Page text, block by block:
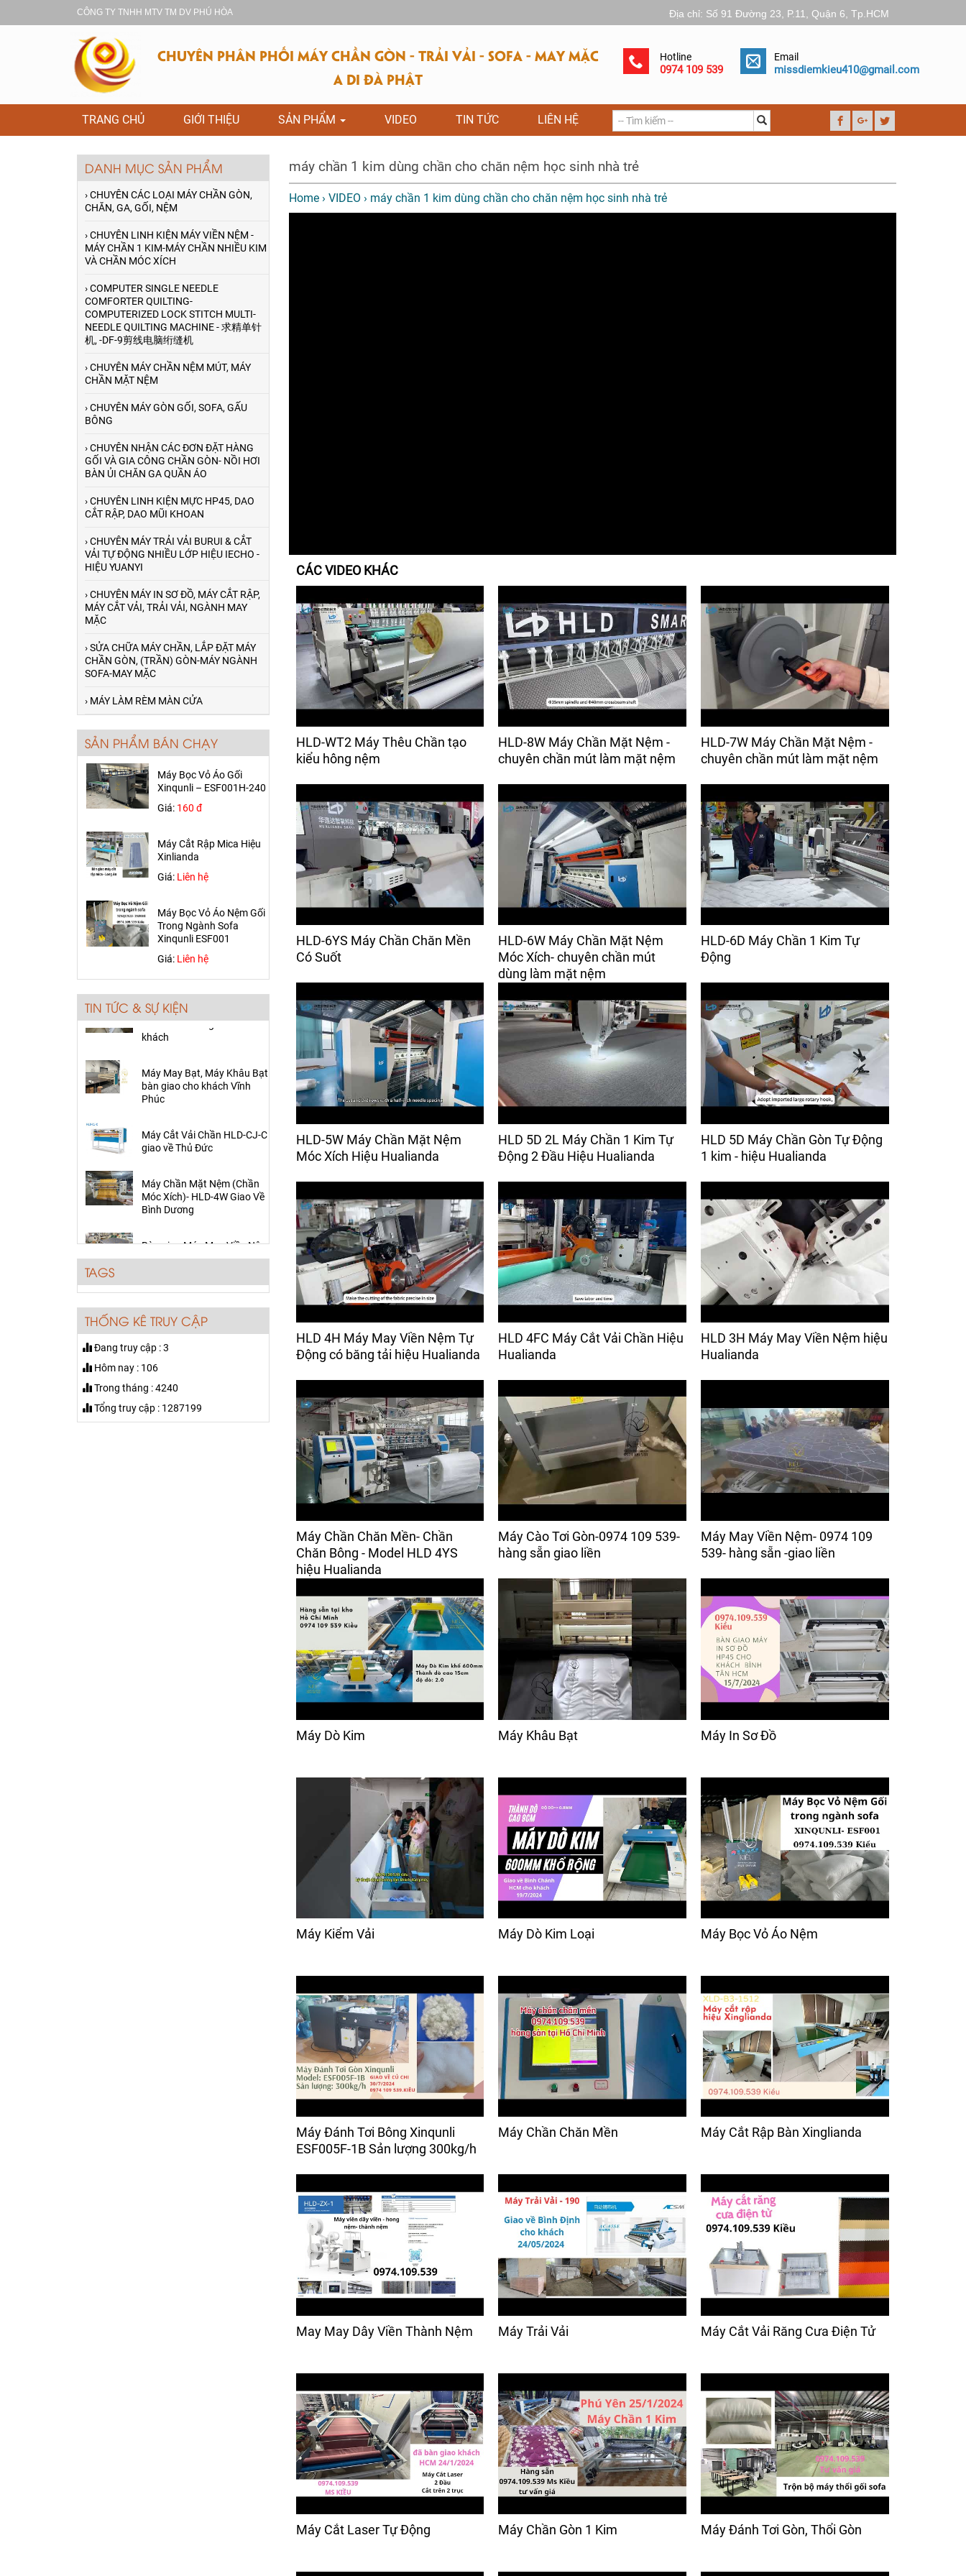
CÔNG TY TNHH MTV TM DV PHÚ HÒA Địa chỉ: Số 91 Đường 23, P.11, Quận 6, Tp.HCM
CHUYÊN PHÂN PHỐI MÁY CHẦN GÒN - TRẢI VẢI - SOFA - MAY MẶC
A DI ĐÀ PHẬT
Hotline
0974 109 539
Email
missdiemkieu410@gmail.com
TRANG CHỦ GIỚI THIỆU SẢN PHẨM VIDEO TIN TỨC LIÊN HỆ
DANH MỤC SẢN PHẨM
› CHUYÊN CÁC LOẠI MÁY CHẦN GÒN,
CHĂN, GA, GỐI, NỆM
› CHUYÊN LINH KIỆN MÁY VIỀN NỆM -
MÁY CHẦN 1 KIM-MÁY CHẦN NHIỀU KIM
VÀ CHẦN MÓC XÍCH
› COMPUTER SINGLE NEEDLE
COMFORTER QUILTING-
COMPUTERIZED LOCK STITCH MULTI-
NEEDLE QUILTING MACHINE - 求精单针
机, -DF-9剪线电脑绗缝机
› CHUYÊN MÁY CHẦN NỆM MÚT, MÁY
CHẦN MẶT NỆM
› CHUYÊN MÁY GÒN GỐI, SOFA, GẤU
BÔNG
› CHUYÊN NHẬN CÁC ĐƠN ĐẶT HÀNG
GỐI VÀ GIA CÔNG CHẦN GÒN- NỒI HƠI
BÀN ỦI CHĂN GA QUẦN ÁO
› CHUYÊN LINH KIỆN MỰC HP45, DAO
CẮT RẬP, DAO MŨI KHOAN
› CHUYÊN MÁY TRẢI VẢI BURUI & CẮT
VẢI TỰ ĐỘNG NHIỀU LỚP HIỆU IECHO -
HIỆU YUANYI
› CHUYÊN MÁY IN SƠ ĐỒ, MÁY CẮT RẬP,
MÁY CẮT VẢI, TRẢI VẢI, NGÀNH MAY
MẶC
› SỬA CHỮA MÁY CHẦN, LẮP ĐẶT MÁY
CHẦN GÒN, (TRẦN) GÒN-MÁY NGÀNH
SOFA-MAY MẶC
› MÁY LÀM RÈM MÀN CỬA
SẢN PHẨM BÁN CHẠY
Máy máy cuộn vải tự
Giá:50,000 đ
Máy Bọc Vỏ Áo Gối
Xinqunli – ESF001H-240
Giá: 160 đ
Máy Cắt Rập Mica Hiệu
Giá: Liên hệ
Máy Bọc Vỏ Áo Nệm Gối
Xinqunli ESF001
Giá:Liên hệ
Máy Kiểm Vải
Máy Cắt Vải Tự Động
BH- TECH -2330
Ổ Chao Máy May Viền
Nệm
xích)
Giá:Liên hệ
Máy Cắt Vải Răng Cưa
Điện Tử (bán tự động)
Máy máy cuộn vải tự
động canh biên trong
Giá:50,000 đ
TIN TỨC & SỰ KIỆN
Máy Cắt Vải Chần HLD-CJ-C
giao về Thủ Đức
Máy Chần Mặt Nệm (Chần
Móc Xích)- HLD-4W Giao Về
Bình Dương
Bàn giao Máy May Viền Nệm
HLD-3H về Long An cho
khách
Máy May Bạt, Máy Khâu Bạt
Phúc
Máy Cắt Vải Chần HLD-CJ-C
Máy Chần Mặt Nệm (Chần
Bình Dương
Bàn giao Máy May Viền Nệm
khách
bàn giao cho khách Vĩnh
TAGS
THỐNG KÊ TRUY CẬP
Đang truy cập : 3
Hôm nay : 106
Trong tháng : 4240
Tổng truy cập : 1287199
máy chần 1 kim dùng chần cho chăn nệm học sinh nhà trẻ
Home› VIDEO › máy chần 1 kim dùng chần cho chăn nệm học sinh nhà trẻ
CÁC VIDEO KHÁC
HLD-WT2 Máy Thêu Chần tạo
kiểu hông nệm
HLD-8W Máy Chần Mặt Nệm -
chuyên chần mút làm mặt nệm
HLD-7W Máy Chần Mặt Nệm -
chuyên chần mút làm mặt nệm
HLD-6YS Máy Chần Chăn Mền
Có Suốt
HLD-6W Máy Chần Mặt Nệm
Móc Xích- chuyên chần mút
dùng làm mặt nệm
HLD-6D Máy Chần 1 Kim Tự
Động
HLD-5W Máy Chần Mặt Nệm
Móc Xích Hiệu Hualianda
HLD 5D 2L Máy Chần 1 Kim Tự
Động 2 Đầu Hiệu Hualianda
HLD 5D Máy Chần Gòn Tự Động
1 kim - hiệu Hualianda
HLD 4H Máy May Viền Nệm Tự
Động có băng tải hiệu Hualianda
HLD 4FC Máy Cắt Vải Chần Hiệu
Hualianda
HLD 3H Máy May Viền Nệm hiệu
Hualianda
Máy Chần Chăn Mền- Chần
Chăn Bông - Model HLD 4YS
hiệu Hualianda
Máy Cào Tơi Gòn-0974 109 539-
hàng sẵn giao liền
Máy May Viền Nệm- 0974 109
539- hàng sẵn -giao liền
Máy Dò Kim Máy Khâu Bạt Máy In Sơ Đồ
Máy Kiểm Vải Máy Dò Kim Loại Máy Bọc Vỏ Áo Nệm
Máy Đánh Tơi Bông Xinqunli
ESF005F-1B Sản lượng 300kg/h
Máy Chần Chăn Mền Máy Cắt Rập Bàn Xinglianda
May May Dây Viền Thành Nệm Máy Trải Vải Máy Cắt Vải Răng Cưa Điện Tử
Máy Cắt Laser Tự Động Máy Chần Gòn 1 Kim Máy Đánh Tơi Gòn, Thổi Gòn